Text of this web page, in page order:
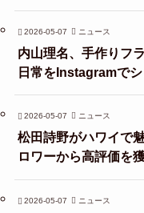
2026-05-07 ニュース
内山理名、手作りフ
日常をInstagramで
2026-05-07 ニュース
松田詩野がハワイで
ロワーから高評価を
2026-05-07 ニュース